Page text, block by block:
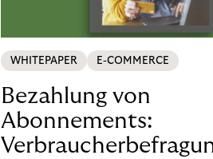
WHITEPAPER E-COMMERCE
Bezahlung von
Abonnements: